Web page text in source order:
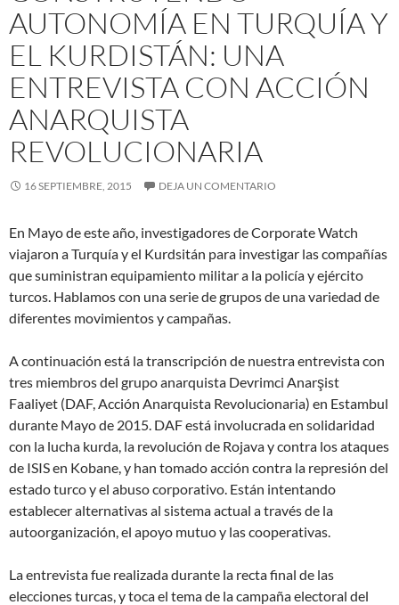
AUTONOMÍA EN TURQUÍA Y
EL KURDISTÁN: UNA
ENTREVISTA CON ACCIÓN
ANARQUISTA
REVOLUCIONARIA
16 SEPTIEMBRE, 2015 DEJA UN COMENTARIO
En Mayo de este año, investigadores de Corporate Watch
viajaron a Turquía y el Kurdsitán para investigar las compañías
que suministran equipamiento militar a la policía y ejército
turcos. Hablamos con una serie de grupos de una variedad de
diferentes movimientos y campañas.
A continuación está la transcripción de nuestra entrevista con
tres miembros del grupo anarquista Devrimci Anarşist
Faaliyet (DAF, Acción Anarquista Revolucionaria) en Estambul
durante Mayo de 2015. DAF está involucrada en solidaridad
con la lucha kurda, la revolución de Rojava y contra los ataques
de ISIS en Kobane, y han tomado acción contra la represión del
estado turco y el abuso corporativo. Están intentando
establecer alternativas al sistema actual a través de la
autoorganización, el apoyo mutuo y las cooperativas.
La entrevista fue realizada durante la recta final de las
elecciones turcas, y toca el tema de la campaña electoral del